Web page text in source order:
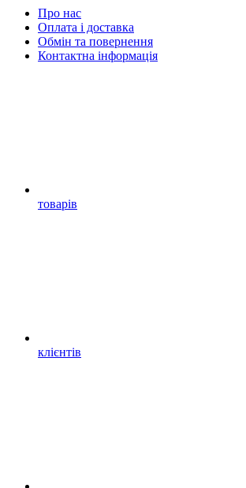
Про нас
Оплата і доставка
Обмін та повернення
Контактна інформація
товарів
клієнтів